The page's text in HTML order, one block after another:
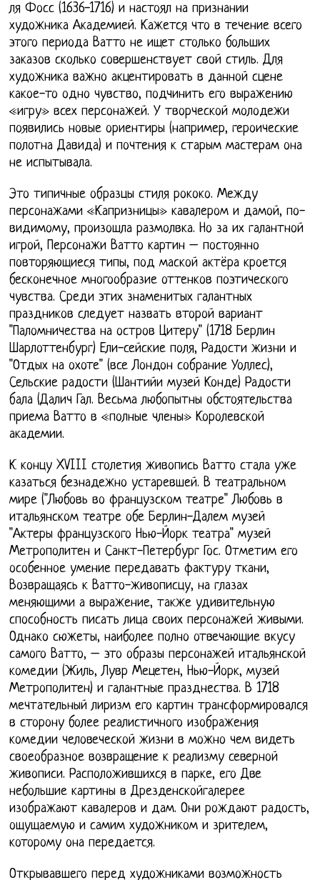
ля Фосс (1636-1716) и настоял на признании
художника Академией. Кажется что в течение всего
этого периода Ватто не ищет столько больших
заказов сколько совершенствует свой стиль. Для
художника важно акцентировать в данной сцене
какое-то одно чувство, подчинить его выражению
«игру» всех персонажей. У творческой молодежи
появились новые ориентиры (например, героические
полотна Давида) и почтения к старым мастерам она
не испытывала.
Это типичные образцы стиля рококо. Между
персонажами «Капризницы» кавалером и дамой, по-
видимому, произошла размолвка. Но за их галантной
игрой, Персонажи Ватто картин – постоянно
повторяющиеся типы, под маской актёра кроется
бесконечное многообразие оттенков поэтического
чувства. Среди этих знаменитых галантных
праздников следует назвать второй вариант
"Паломничества на остров Цитеру" (1718 Берлин
Шарлоттенбург) Ели-сейские поля, Радости жизни и
"Отдых на охоте" (все Лондон собрание Уоллес),
Сельские радости (Шантийи музей Конде) Радости
бала (Далич Гал. Весьма любопытны обстоятельства
приема Ватто в «полные члены» Королевской
академии.
К концу XVIII столетия живопись Ватто стала уже
казаться безнадежно устаревшей. В театральном
мире ("Любовь во французском театре" Любовь в
итальянском театре обе Берлин-Далем музей
"Актеры французского Нью-Йорк театра" музей
Метрополитен и Санкт-Петербург Гос. Отметим его
особенное умение передавать фактуру ткани,
Возвращаясь к Ватто-живописцу, на глазах
меняющими а выражение, также удивительную
способность писать лица своих персонажей живыми.
Однако сюжеты, наиболее полно отвечающие вкусу
самого Ватто, – это образы персонажей итальянской
комедии (Жиль, Лувр Мецетен, Нью-Йорк, музей
Метрополитен) и галантные празднества. В 1718
мечтательный лиризм его картин трансформировался
в сторону более реалистичного изображения
комедии человеческой жизни в можно чем видеть
своеобразное возвращение к реализму северной
живописи. Расположившихся в парке, его Две
небольшие картины в Дрезденскойгалерее
изображают кавалеров и дам. Они рождают радость,
ощущаемую и самим художником и зрителем,
которому она передается.
Открывавшего перед художниками возможность